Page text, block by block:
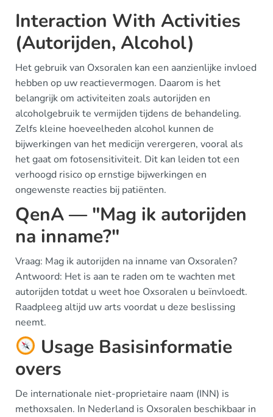
Interaction With Activities
(Autorijden, Alcohol)
Het gebruik van Oxsoralen kan een aanzienlijke invloed
hebben op uw reactievermogen. Daarom is het
belangrijk om activiteiten zoals autorijden en
alcoholgebruik te vermijden tijdens de behandeling.
Zelfs kleine hoeveelheden alcohol kunnen de
bijwerkingen van het medicijn verergeren, vooral als
het gaat om fotosensitiviteit. Dit kan leiden tot een
verhoogd risico op ernstige bijwerkingen en
ongewenste reacties bij patiënten.
QenA — "Mag ik autorijden
na inname?"
Vraag: Mag ik autorijden na inname van Oxsoralen?
Antwoord: Het is aan te raden om te wachten met
autorijden totdat u weet hoe Oxsoralen u beïnvloedt.
Raadpleeg altijd uw arts voordat u deze beslissing
neemt.
Usage Basisinformatie
overs
De internationale niet-proprietaire naam (INN) is
methoxsalen. In Nederland is Oxsoralen beschikbaar in